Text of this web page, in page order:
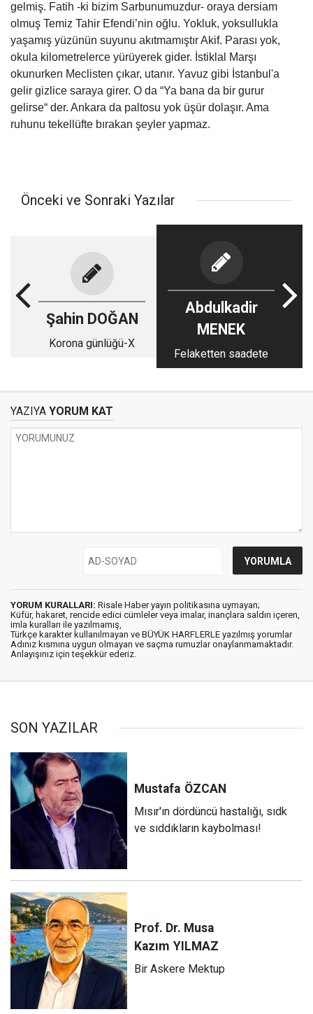
gelmiş. Fatih -ki bizim Sarbunumuzdur- oraya dersiam
olmuş Temiz Tahir Efendi’nin oğlu. Yokluk, yoksullukla
yaşamış yüzünün suyunu akıtmamıştır Akif. Parası yok,
okula kilometrelerce yürüyerek gider. İstiklal Marşı
okunurken Meclisten çıkar, utanır. Yavuz gibi İstanbul'a
gelir gizlice saraya girer. O da “Ya bana da bir gurur
gelirse“ der. Ankara da paltosu yok üşür dolaşır. Ama
ruhunu tekellüfte bırakan şeyler yapmaz.
Önceki ve Sonraki Yazılar
Şahin DOĞAN
Korona günlüğü-X
Abdulkadir
MENEK
Felaketten saadete
YAZIYA YORUM KAT
YORUM KURALLARI: Risale Haber yayın politikasına uymayan;
Küfür, hakaret, rencide edici cümleler veya imalar, inançlara saldırı içeren,
imla kuralları ile yazılmamış,
Türkçe karakter kullanılmayan ve BÜYÜK HARFLERLE yazılmış yorumlar
Adınız kısmına uygun olmayan ve saçma rumuzlar onaylanmamaktadır.
Anlayışınız için teşekkür ederiz.
SON YAZILAR
Mustafa ÖZCAN
Mısır'ın dördüncü hastalığı, sıdk
ve sıddıkların kaybolması!
Prof. Dr. Musa
Kazım YILMAZ
Bir Askere Mektup